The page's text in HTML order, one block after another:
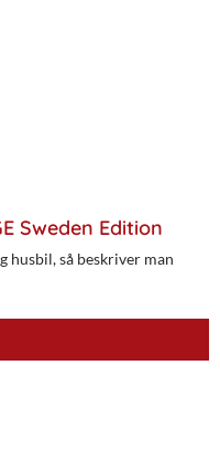
Sweden Edition
husbil, så beskriver man